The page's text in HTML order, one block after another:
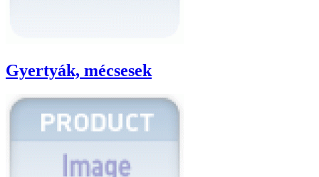
Gyertyák, mécsesek